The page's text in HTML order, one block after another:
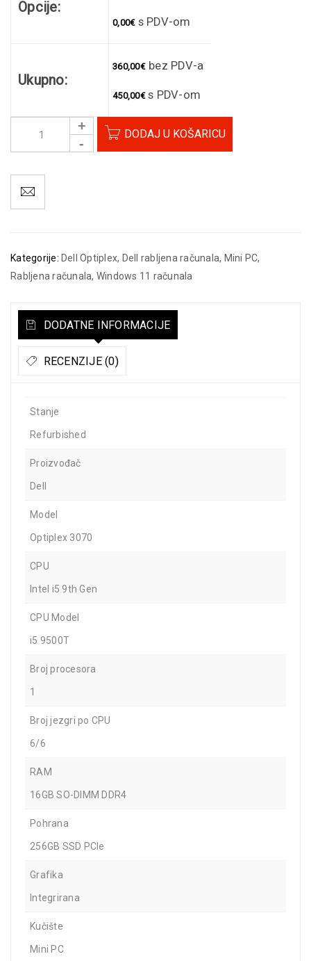
Opcije:
0,00€s PDV-om
Ukupno:
360,00€ bez PDV-a
450,00€s PDV-om
DODAJ U KOŠARICU
Kategorije: Dell Optiplex, Dell rabljena računala, Mini PC,
Rabljena računala, Windows 11 računala
DODATNE INFORMACIJE
RECENZIJE (0)
Stanje
Refurbished
Proizvođač
Dell
Model
Optiplex 3070
CPU
Intel i5 9th Gen
CPU Model
i5 9500T
Broj procesora
1
Broj jezgri po CPU
6/6
RAM
16GB SO-DIMM DDR4
Pohrana
256GB SSD PCIe
Grafika
Integrirana
Kučište
Mini PC